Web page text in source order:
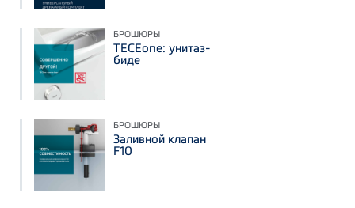
БРОШЮРЫ
TECEone: унитаз-
биде
БРОШЮРЫ
Заливной клапан
F10